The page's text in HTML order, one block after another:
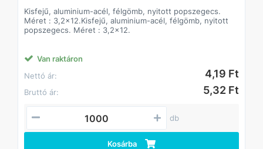
Kisfejű, aluminium-acél, félgömb, nyitott popszegecs.
Méret : 3,2x12.Kisfejű, aluminium-acél, félgömb, nyitott
popszegecs. Méret : 3,2x12.
Van raktáron
Nettó ár:
4,19 Ft
Bruttó ár: 5,32 Ft
db
Kosárba